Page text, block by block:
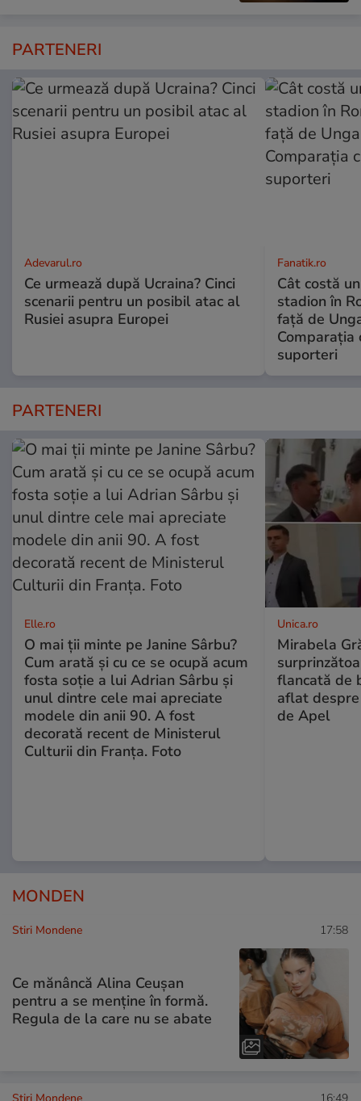
PARTENERI
Adevarul.ro
Ce urmează după Ucraina? Cinci
scenarii pentru un posibil atac al
Rusiei asupra Europei
Fanatik.ro
Cât costă
stadion în
față de
Comparația
suporteri
PARTENERI
Elle.ro
O mai ții minte pe Janine Sârbu?
Cum arată și cu ce se ocupă acum
fosta soție a lui Adrian Sârbu și
unul dintre cele mai apreciate
modele din anii 90. A fost
decorată recent de Ministerul
Culturii din Franța. Foto
Unica.ro
Mirabela
flancată de
aflat
de Apel
MONDEN
Stiri Mondene 17:58
Ce mănâncă Alina Ceușan
pentru a se menține în formă.
Regula de la care nu se abate
Stiri Mondene 16:49